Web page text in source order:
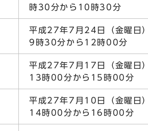
時30分から10時30分
平成27年7月24日（金曜日）
9時30分から12時00分
平成27年7月17日（金曜日）
13時00分から15時00分
平成27年7月10日（金曜日）
14時00分から16時00分